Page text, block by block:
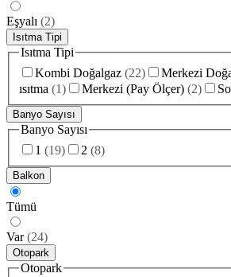
Eşyalı (2)
Isıtma Tipi
Isıtma Tipi
Kombi Doğalgaz (22) Merkezi
ısıtma (1) Merkezi (Pay Ölçer) (2)
Banyo Sayısı
Banyo Sayısı
1 (19) 2 (8)
Balkon
Tümü
Var (24)
Otopark
Otopark